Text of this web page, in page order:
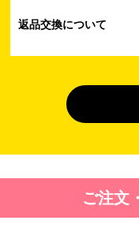
（開示対象個人情
４. 個人情報を第三者に
第三者に提供する目的
動履歴、IP、ブラウザ
返品交換について
ご注文